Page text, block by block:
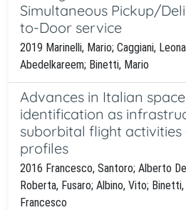
Simultaneous Pickup/
to-Door service
2019 Marinelli, Mario; Caggiani,
Abedelkareem; Binetti, Mario
Advances in Italian
identification as
suborbital flight activities
profiles
2016 Francesco, Santoro; Alberto
Roberta, Fusaro; Albino, Vito;
Francesco